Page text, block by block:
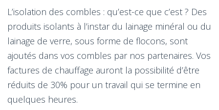
L’isolation des combles : qu’est-ce que c’est ? Des
produits isolants à l’instar du lainage minéral ou du
lainage de verre, sous forme de flocons, sont
ajoutés dans vos combles par nos partenaires. Vos
factures de chauffage auront la possibilité d’être
réduits de 30% pour un travail qui se termine en
quelques heures.